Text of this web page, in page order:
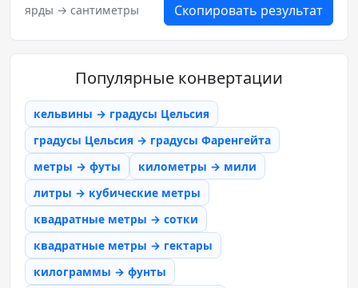
ярды → сантиметры Скопировать результат
Популярные конвертации
кельвины → градусы Цельсия
градусы Цельсия → градусы Фаренгейта
метры → футы
километры → мили
литры → кубические метры
квадратные метры → сотки
квадратные метры → гектары
килограммы → фунты